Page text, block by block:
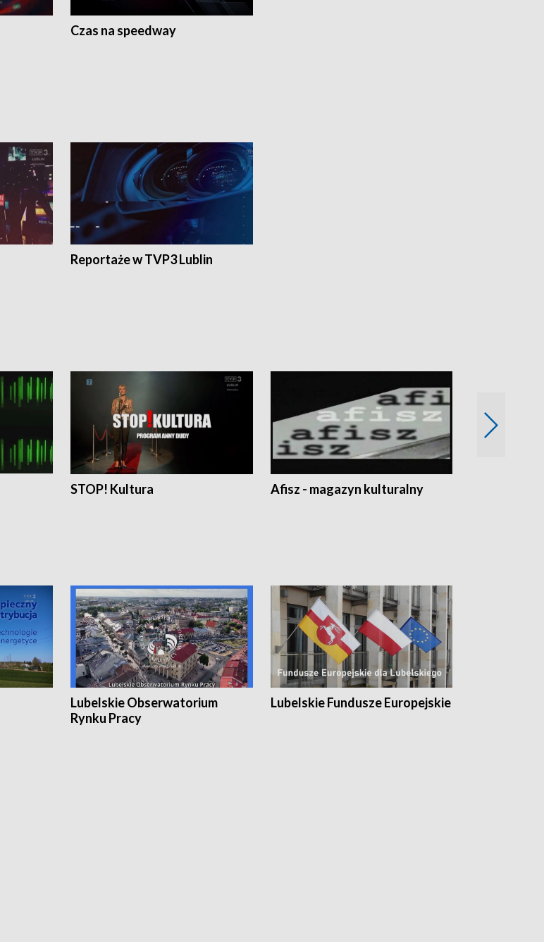
Czas na speedway
Reportaże w TVP3 Lublin
STOP! Kultura Afisz - magazyn kulturalny
Lubelskie Obserwatorium
Rynku Pracy
Lubelskie Fundusze Europejskie